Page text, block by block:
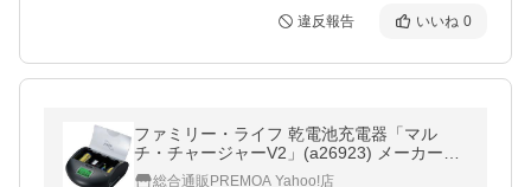
違反報告 いいね 0
ファミリー・ライフ 乾電池充電器「マル
チ・チャージャーV2」(a26923) メーカー直
送総合通販PREMOA Yahoo!店